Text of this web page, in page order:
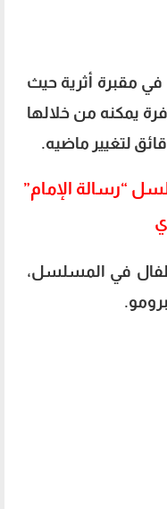
مقبرة أثرية حيث
يمكنه من خلالها
لتغيير ماضيه.
“رسالة الإمام”
في المسلسل،